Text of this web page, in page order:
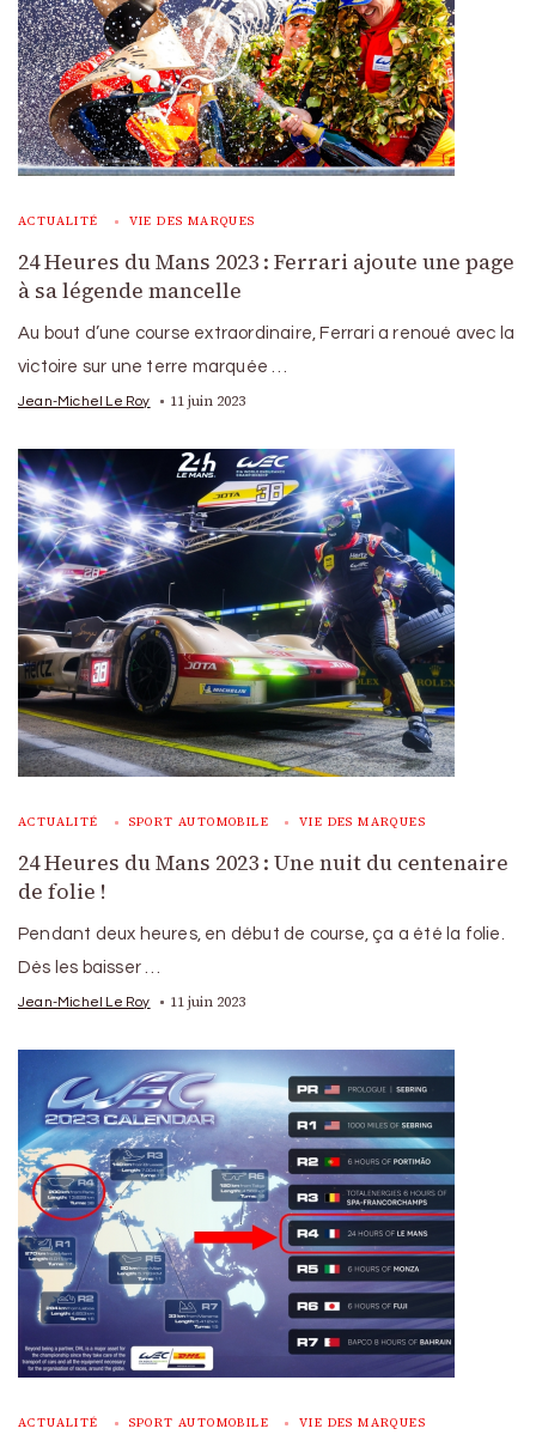
ACTUALITÉ VIE DES MARQUES
24 Heures du Mans 2023 : Ferrari ajoute une page
à sa légende mancelle
Au bout d’une course extraordinaire, Ferrari a renoué avec la
victoire sur une terre marquée …
Jean-Michel Le Roy 11 juin 2023
ACTUALITÉ SPORT AUTOMOBILE VIE DES MARQUES
24 Heures du Mans 2023 : Une nuit du centenaire
de folie !
Pendant deux heures, en début de course, ça a été la folie.
Dès les baisser …
Jean-Michel Le Roy 11 juin 2023
ACTUALITÉ SPORT AUTOMOBILE VIE DES MARQUES